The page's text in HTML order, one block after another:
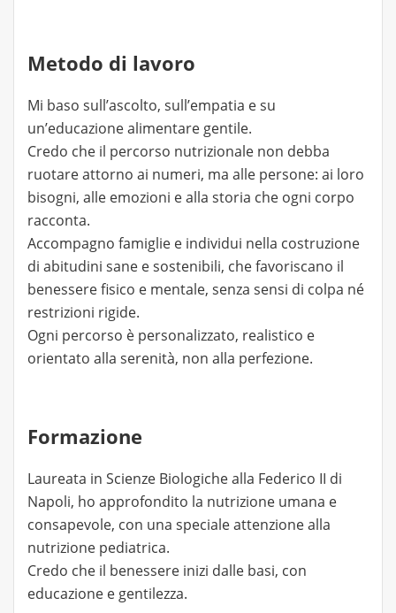
Metodo di lavoro
Mi baso sull’ascolto, sull’empatia e su
un’educazione alimentare gentile.
Credo che il percorso nutrizionale non debba
ruotare attorno ai numeri, ma alle persone: ai loro
bisogni, alle emozioni e alla storia che ogni corpo
racconta.
Accompagno famiglie e individui nella costruzione
di abitudini sane e sostenibili, che favoriscano il
benessere fisico e mentale, senza sensi di colpa né
restrizioni rigide.
Ogni percorso è personalizzato, realistico e
orientato alla serenità, non alla perfezione.
Formazione
Laureata in Scienze Biologiche alla Federico II di
Napoli, ho approfondito la nutrizione umana e
consapevole, con una speciale attenzione alla
nutrizione pediatrica.
Credo che il benessere inizi dalle basi, con
educazione e gentilezza.